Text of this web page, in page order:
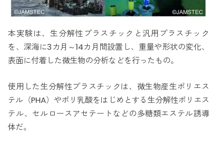
本実験は、生分解性プラスチックと汎用プラスチック
を、深海に3カ月～14カ月間設置し、重量や形状の変化、
表面に付着した微生物の分析などを行ったもの。
使用した生分解性プラスチックは、微生物産生ポリエス
テル（PHA）やポリ乳酸をはじめとする生分解性ポリエス
テル、セルロースアセテートなどの多糖類エステル誘導
体だ。